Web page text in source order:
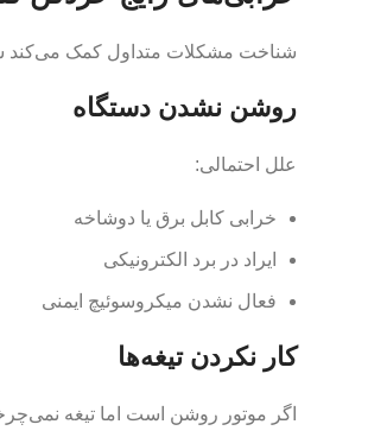
شناخت مشکلات متداول کمک می‌کند
روشن نشدن دستگاه
علل احتمالی:
خرابی کابل برق یا دوشاخه
ایراد در برد الکترونیکی
فعال نشدن میکروسوئیچ ایمنی
کار نکردن تیغه‌ها
اگر موتور روشن است اما تیغه